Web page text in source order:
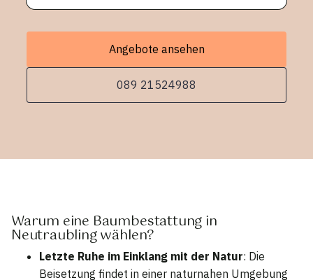
Angebote ansehen
089 21524988
Warum eine Baumbestattung in
Neutraubling wählen?
Letzte Ruhe im Einklang mit der Natur: Die
Beisetzung findet in einer naturnahen Umgebung